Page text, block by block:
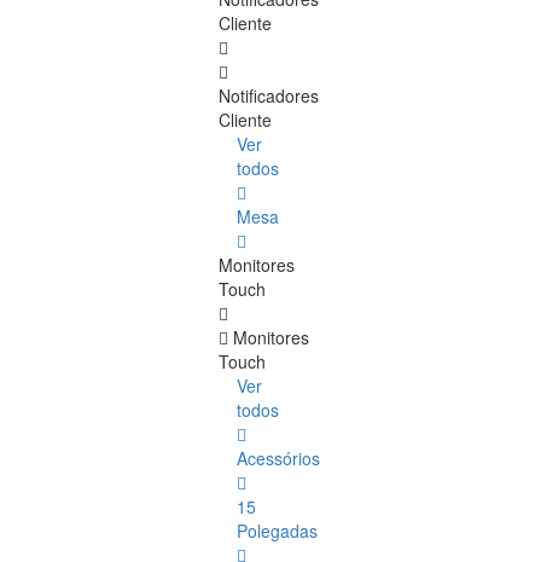
Cliente
Notificadores
Cliente
Ver
todos
Mesa
Monitores
Touch
Monitores
Touch
Ver
todos
Acessórios
15
Polegadas